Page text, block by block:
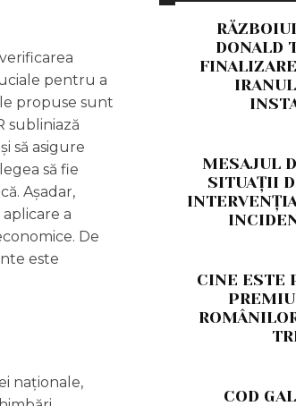
pentru a
propuse sunt
subliniază
să asigure
să fie
Așadar,
a
De
este
naționale,
DONALD
MESAJUL
SITUAȚII
CINE ESTE
COD